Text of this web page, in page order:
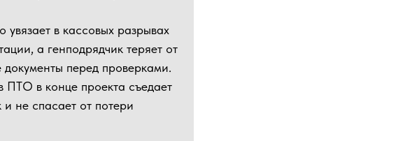
увязает в кассовых разрывах
а генподрядчик теряет от
перед проверками.
ПТО в конце проекта съедает
не спасает от потери